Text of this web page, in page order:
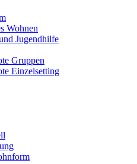
Wohnen
Jugendhilfe
Gruppen
Einzelsetting